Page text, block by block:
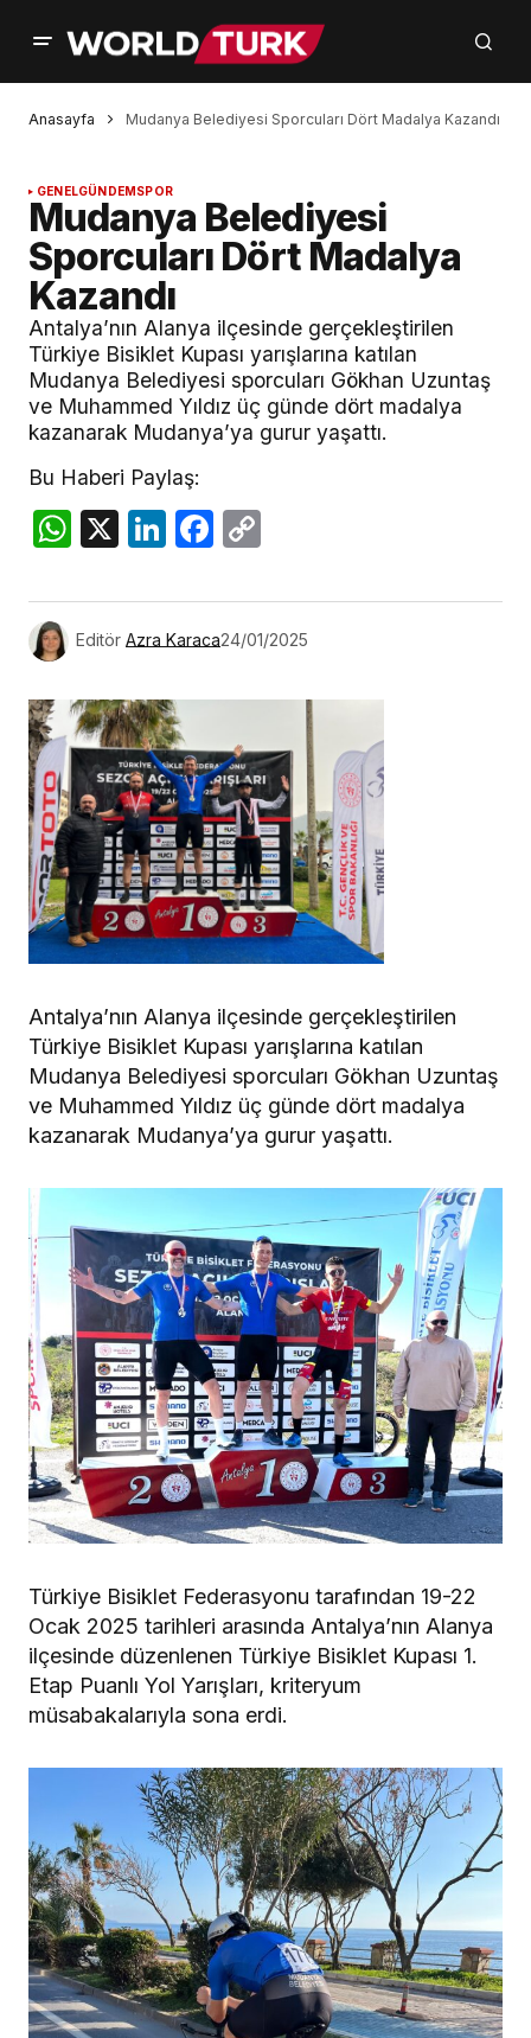
Anasayfa Mudanya Belediyesi Sporcuları Dört Madalya Kazandı
GENELGÜNDEMSPOR
Mudanya Belediyesi
Sporcuları Dört Madalya
Kazandı
Antalya’nın Alanya ilçesinde gerçekleştirilen
Türkiye Bisiklet Kupası yarışlarına katılan
Mudanya Belediyesi sporcuları Gökhan Uzuntaş
ve Muhammed Yıldız üç günde dört madalya
kazanarak Mudanya’ya gurur yaşattı.
Bu Haberi Paylaş:
WhatsApp
X LinkedIn
Facebook
Editör Azra Karaca24/01/2025
Antalya’nın Alanya ilçesinde gerçekleştirilen
Türkiye Bisiklet Kupası yarışlarına katılan
Mudanya Belediyesi sporcuları Gökhan Uzuntaş
ve Muhammed Yıldız üç günde dört madalya
kazanarak Mudanya’ya gurur yaşattı.
Türkiye Bisiklet Federasyonu tarafından 19-22
Ocak 2025 tarihleri arasında Antalya’nın Alanya
ilçesinde düzenlenen Türkiye Bisiklet Kupası 1.
Etap Puanlı Yol Yarışları, kriteryum
müsabakalarıyla sona erdi.